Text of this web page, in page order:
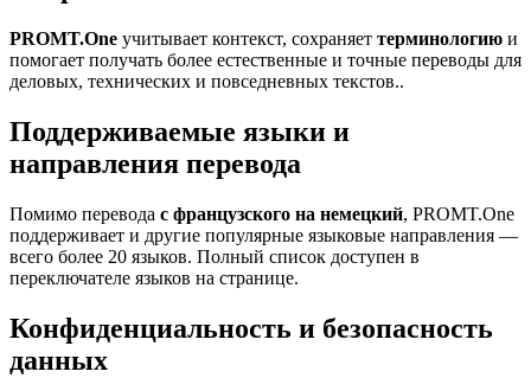
PROMT.One учитывает контекст, сохраняет терминологию и
помогает получать более естественные и точные переводы для
деловых, технических и повседневных текстов..
Поддерживаемые языки и
направления перевода
Помимо перевода с французского на немецкий, PROMT.One
поддерживает и другие популярные языковые направления —
всего более 20 языков. Полный список доступен в
переключателе языков на странице.
Конфиденциальность и безопасность
данных